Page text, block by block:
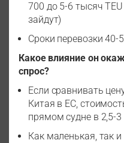
700 до 5-6 тысяч
зайдут)
Сроки перевозки 40-
Какое влияние он
спрос?
Если сравнивать
Китая в ЕС,
прямом судне в 2,5-
Как маленькая, так